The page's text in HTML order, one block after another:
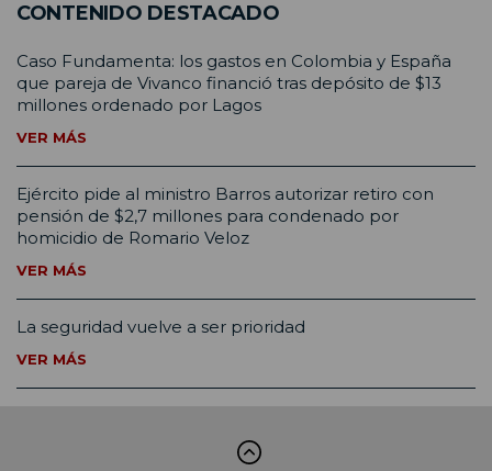
CONTENIDO DESTACADO
Caso Fundamenta: los gastos en Colombia y España
que pareja de Vivanco financió tras depósito de $13
millones ordenado por Lagos
VER MÁS
Ejército pide al ministro Barros autorizar retiro con
pensión de $2,7 millones para condenado por
homicidio de Romario Veloz
VER MÁS
La seguridad vuelve a ser prioridad
VER MÁS